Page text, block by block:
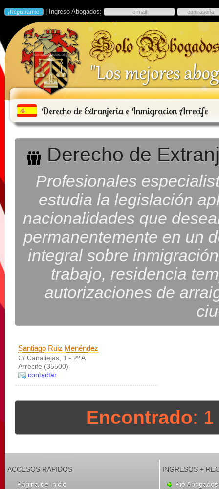
| Ingreso Abogados:
Derecho de Extranjeria e Inmigracion Arrecife
Derecho de
Profesionales
estudia la legislación
nacionalidades que
permanentemente en un
integral sobre
trabajo, residencia
autorizaciones de
Santiago Ruiz Menéndez
C/ Canaliejas, 1 - 2º A
Arrecife (35500)
contactar
Encontrado:
ACCESOS RÁPIDOS
Página de Inicio
INGRESOS +
Pio